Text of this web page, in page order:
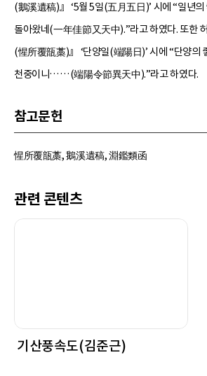
(鵝溪遺稿)』 ‘5월 5일(五月五日)’ 시에 “일년의
돌아왔네(一年佳節又天中).”라고 하였다. 또한
(惺所覆瓿藁)』 ‘단양일(端陽日)’ 시에 “단양의
천중이니……(端陽令節異天中).”라고 하였다.
참고문헌
惺所覆瓿藁, 鵝溪遺稿, 淵鑑類函
관련 콘텐츠
기산풍속도(김준근)